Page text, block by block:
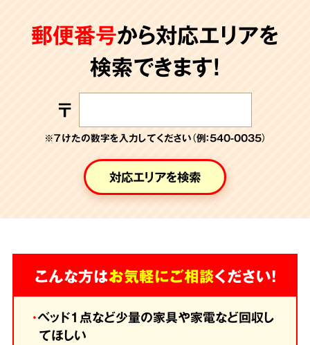
郵便番号から対応エリアを
検索できます!
〒
※７けたの数字を入力してください（例：540-0035）
対応エリアを検索
こんな方はお気軽にご相談ください！
・ベッド1点など少量の家具や家電など回収し
てほしい